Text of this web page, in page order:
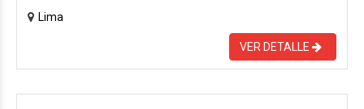
Lima
VER DETALLE